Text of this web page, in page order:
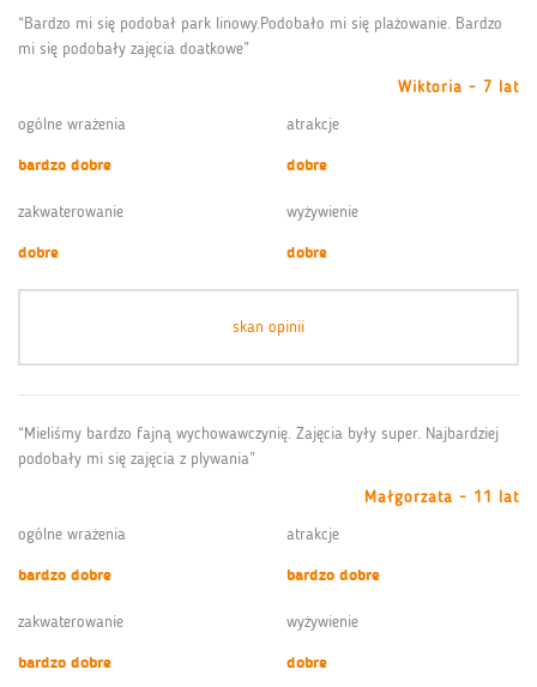
“Bardzo mi się podobał park linowy.Podobało mi się plażowanie. Bardzo
mi się podobały zajęcia doatkowe”
Wiktoria - 7 lat
ogólne wrażenia
bardzo dobre
atrakcje
dobre
zakwaterowanie
dobre
wyżywienie
dobre
skan opinii
“Mieliśmy bardzo fajną wychowawczynię. Zajęcia były super. Najbardziej
podobały mi się zajęcia z plywania”
Małgorzata - 11 lat
ogólne wrażenia
bardzo dobre
atrakcje
bardzo dobre
zakwaterowanie
bardzo dobre
wyżywienie
dobre